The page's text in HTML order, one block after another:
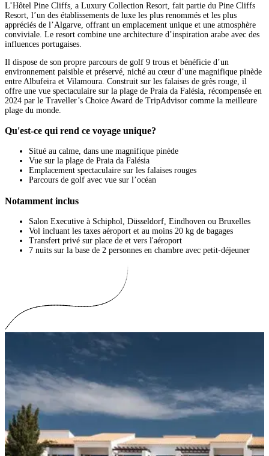
L’Hôtel Pine Cliffs, a Luxury Collection Resort, fait partie du Pine Cliffs
Resort, l’un des établissements de luxe les plus renommés et les plus
appréciés de l’Algarve, offrant un emplacement unique et une atmosphère
conviviale. Le resort combine une architecture d’inspiration arabe avec des
influences portugaises.
Il dispose de son propre parcours de golf 9 trous et bénéficie d’un
environnement paisible et préservé, niché au cœur d’une magnifique pinède
entre Albufeira et Vilamoura. Construit sur les falaises de grès rouge, il
offre une vue spectaculaire sur la plage de Praia da Falésia, récompensée en
2024 par le Traveller’s Choice Award de TripAdvisor comme la meilleure
plage du monde.
Qu'est-ce qui rend ce voyage unique?
Situé au calme, dans une magnifique pinède
Vue sur la plage de Praia da Falésia
Emplacement spectaculaire sur les falaises rouges
Parcours de golf avec vue sur l’océan
Notamment inclus
Salon Executive à Schiphol, Düsseldorf, Eindhoven ou Bruxelles
Vol incluant les taxes aéroport et au moins 20 kg de bagages
Transfert privé sur place de et vers l'aéroport
7 nuits sur la base de 2 personnes en chambre avec petit-déjeuner